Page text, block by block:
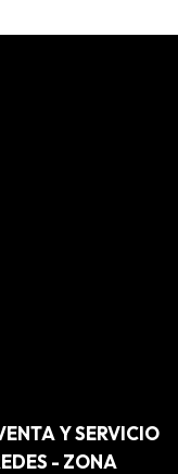
Y SERVICIO
- ZONA